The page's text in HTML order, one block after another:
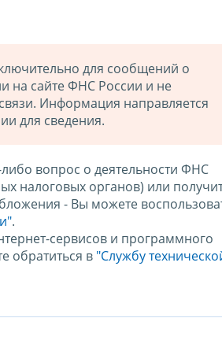
для сообщений о
на сайте ФНС России и не
Информация направляется
для сведения.
вопрос о деятельности ФНС
налоговых органов) или
- Вы можете
.
сервисов и программного
обратиться в "Службу